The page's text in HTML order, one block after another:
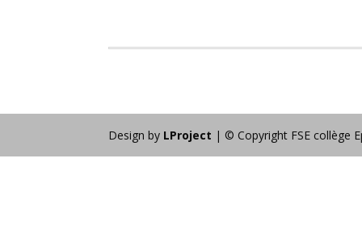
Design by LProject | © Copyright FSE collège